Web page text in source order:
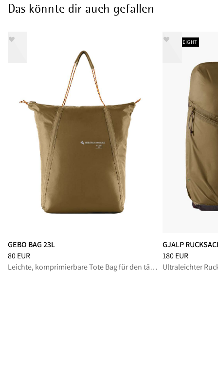
Das könnte dir auch gefallen
GEBO BAG 23L
Preis:80 EUR, reduziert von 80 EUR
80 EUR
Leichte, komprimierbare Tote Bag für den täglichen Gebrauch
LIGHTWEIGHT
GJALP
Preis:180 EUR,
180 EUR